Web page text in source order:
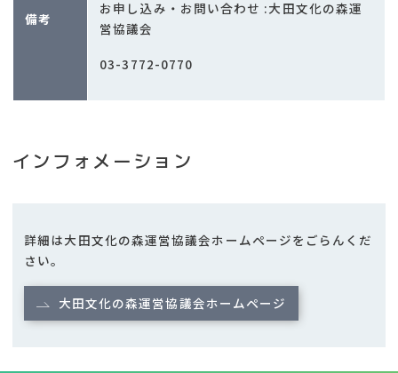
備考
お申し込み・お問い合わせ :大田文化の森運
営協議会
03-3772-0770
インフォメーション
詳細は大田文化の森運営協議会ホームページをごらんくだ
さい。
大田文化の森運営協議会ホームページ